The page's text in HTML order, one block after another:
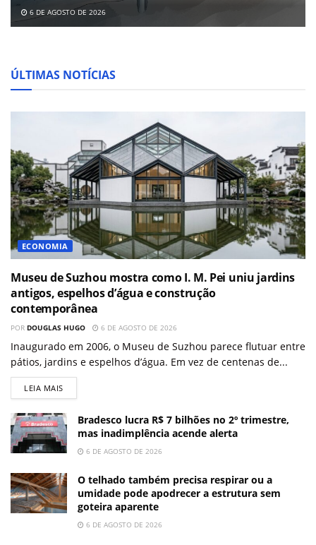
6 DE AGOSTO DE 2026
ÚLTIMAS NOTÍCIAS
ECONOMIA
Museu de Suzhou mostra como I. M. Pei uniu jardins
antigos, espelhos d’água e construção
contemporânea
POR DOUGLAS HUGO 6 DE AGOSTO DE 2026
Inaugurado em 2006, o Museu de Suzhou parece flutuar entre
pátios, jardins e espelhos d’água. Em vez de centenas de...
LEIA MAIS
Bradesco lucra R$ 7 bilhões no 2º trimestre,
mas inadimplência acende alerta
6 DE AGOSTO DE 2026
O telhado também precisa respirar ou a
umidade pode apodrecer a estrutura sem
goteira aparente
6 DE AGOSTO DE 2026